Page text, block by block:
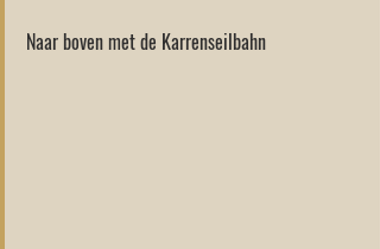
Naar boven met de Karrenseilbahn